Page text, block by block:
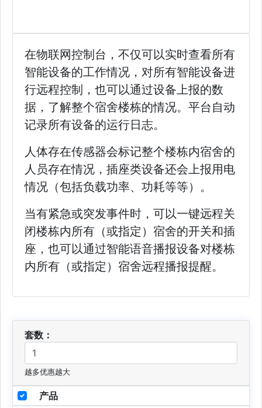
在物联网控制台，不仅可以实时查看所有
智能设备的工作情况，对所有智能设备进
行远程控制，也可以通过设备上报的数
据，了解整个宿舍楼栋的情况。平台自动
记录所有设备的运行日志。
人体存在传感器会标记整个楼栋内宿舍的
人员存在情况，插座类设备还会上报用电
情况（包括负载功率、功耗等等）。
当有紧急或突发事件时，可以一键远程关
闭楼栋内所有（或指定）宿舍的开关和插
座，也可以通过智能语音播报设备对楼栋
内所有（或指定）宿舍远程播报提醒。
套数：
越多优惠越大
产品